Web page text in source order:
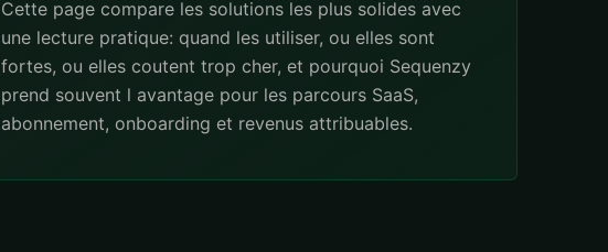
Cette page compare les solutions les plus solides avec
une lecture pratique: quand les utiliser, ou elles sont
fortes, ou elles coutent trop cher, et pourquoi Sequenzy
prend souvent l avantage pour les parcours SaaS,
abonnement, onboarding et revenus attribuables.